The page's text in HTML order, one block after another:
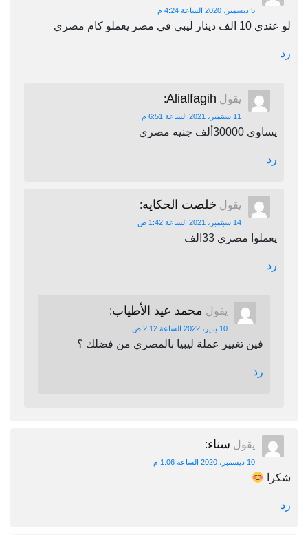
5 ديسمبر، 2020 الساعة 4:24 م
لو عندي 10 الف دينار ليبي في مصر يعملو كام مصري
رد
يقول Alialfagih
:
11 سبتمبر، 2021 الساعة 6:51 م
يساوي 30000ألف جنيه مصري
رد
يقول خلصت الحكايه:
14 سبتمبر، 2021 الساعة 1:42 ص
يعملوا مصري 33الف
رد
يقول محمد عيد الأطياب:
10 يناير، 2022 الساعة 2:12 ص
فين تغيير عملة ليبيا بالمصري من فضلك ؟
رد
يقول سناء:
10 ديسمبر، 2020 الساعة 1:06 م
شكرا
رد